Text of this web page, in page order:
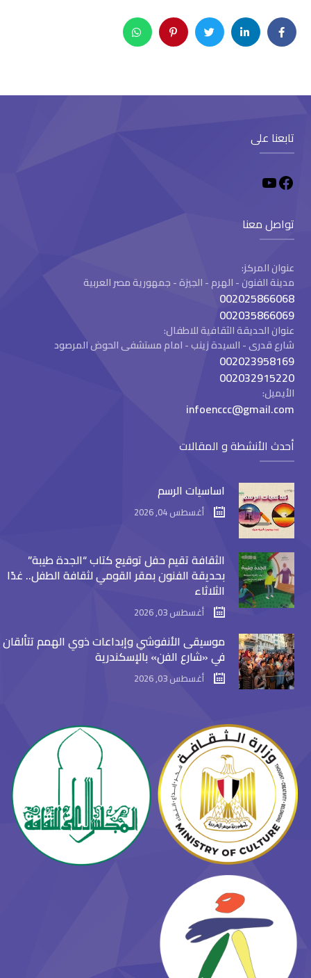
تابعنا على
تواصل معنا
عنوان المركز:
مدينة الفنون - الهرم - الجيزة - جمهورية مصر العربية
002025866068
002035866069
عنوان الحديقة الثقافية للاطفال:
شارع قدرى - السيدة زينب - امام مستشفى الحوض المرصود
002023958169
002032915220
الأيميل:
infoenccc@gmail.com
أحدث الأنشطة و المقالات
اساسيات الرسم
أغسطس 04, 2026
الثقافة تقيم حفل توقيع كتاب “الجدة طيبة”
بحديقة الفنون بمقر القومي لثقافة الطفل.. غدًا
الثلاثاء
أغسطس 03, 2026
موسيقى الأنفوشي وإبداعات ذوي الهمم تتألقان
في «شارع الفن» بالإسكندرية
أغسطس 03, 2026